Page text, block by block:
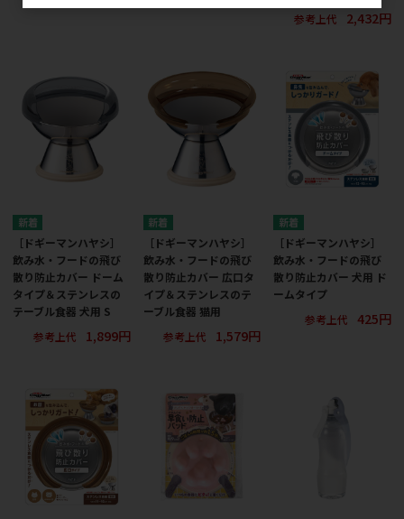
参考上代
2,432円
［ドギーマンハヤシ］
飲み水・フードの飛び
散り防止カバー ドーム
タイプ＆ステンレスの
テーブル食器 犬用 S
参考上代
1,899円
［ドギーマンハヤシ］
飲み水・フードの飛び
散り防止カバー 広口タ
イプ＆ステンレスのテ
ーブル食器 猫用
参考上代
1,579円
［ドギーマンハヤシ］
飲み水・フードの飛び
散り防止カバー 犬用 ド
ームタイプ
参考上代
425円